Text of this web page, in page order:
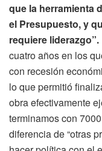
que la herramienta
el Presupuesto, y
requiere liderazgo”.
cuatro años en los
con recesión
lo que permitió
obra efectivamente
terminamos con
diferencia de “otras